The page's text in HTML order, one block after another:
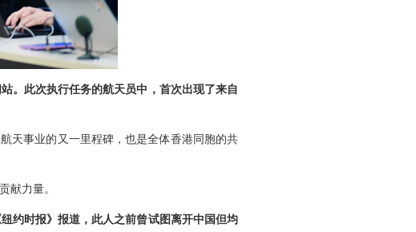
。此次执行任务的航天员中，首次出现了来自
天事业的又一里程碑，也是全体香港同胞的共
献力量。
约时报》报道，此人之前曾试图离开中国但均